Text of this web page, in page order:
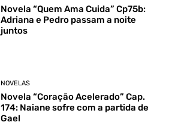
Novela “Quem Ama Cuida” Cp75b:
Adriana e Pedro passam a noite
juntos
NOVELAS
Novela “Coração Acelerado” Cap.
174: Naiane sofre com a partida de
Gael